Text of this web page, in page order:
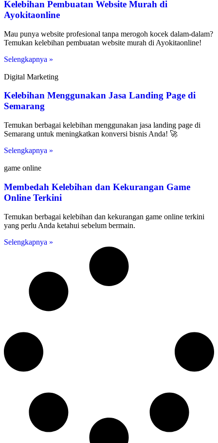
Kelebihan Pembuatan Website Murah di
Ayokitaonline
Mau punya website profesional tanpa merogoh kocek dalam-dalam?
Temukan kelebihan pembuatan website murah di Ayokitaonline!
Selengkapnya »
Digital Marketing
Kelebihan Menggunakan Jasa Landing Page di
Semarang
Temukan berbagai kelebihan menggunakan jasa landing page di
Semarang untuk meningkatkan konversi bisnis Anda! 🚀
Selengkapnya »
game online
Membedah Kelebihan dan Kekurangan Game
Online Terkini
Temukan berbagai kelebihan dan kekurangan game online terkini
yang perlu Anda ketahui sebelum bermain.
Selengkapnya »